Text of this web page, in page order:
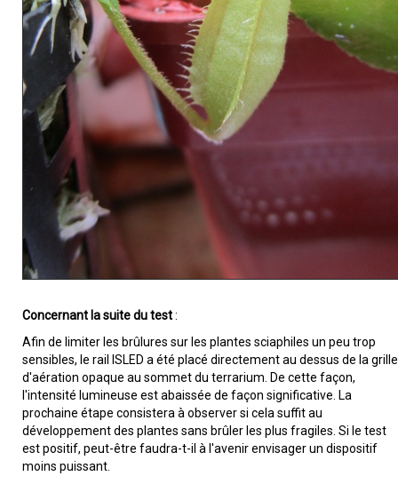
Concernant la suite du test:
Afin de limiter les brûlures sur les plantes sciaphiles un peu trop
sensibles, le rail ISLED a été placé directement au dessus de la grille
d'aération opaque au sommet du terrarium. De cette façon,
l'intensité lumineuse est abaissée de façon significative. La
prochaine étape consistera à observer si cela suffit au
développement des plantes sans brûler les plus fragiles. Si le test
est positif, peut-être faudra-t-il à l'avenir envisager un dispositif
moins puissant.